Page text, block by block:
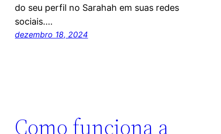
do seu perfil no Sarahah em suas redes
sociais.…
dezembro 18, 2024
Como funciona a